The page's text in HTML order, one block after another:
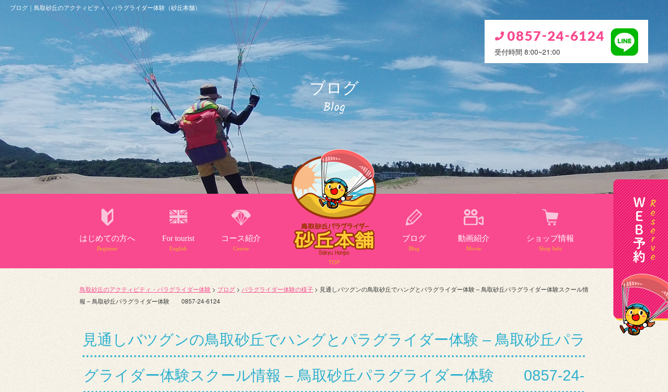
ブログ｜鳥取砂丘のアクティビティ・パラグライダー体験（砂丘本舗）
受付時間 8:00~21:00
ブログ
Blog
TOP
はじめての方へ
Beginner
For tourist
English
コース紹介
Course
ブログ
Blog
動画紹介
Movie
ショップ情報
Shop Info
鳥取砂丘のアクティビティ・パラグライダー体験 > ブログ > パラグライダー体験の様子 > 見通しバツグンの鳥取砂丘でハングとパラグライダー体験 – 鳥取砂丘パラグライダー体験スクール情
報 – 鳥取砂丘パラグライダー体験 0857-24-6124
見通しバツグンの鳥取砂丘でハングとパラグライダー体験 – 鳥取砂丘パラ
グライダー体験スクール情報 – 鳥取砂丘パラグライダー体験 0857-24-